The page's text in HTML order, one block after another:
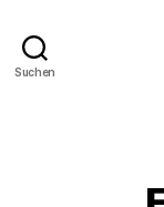
Suchen